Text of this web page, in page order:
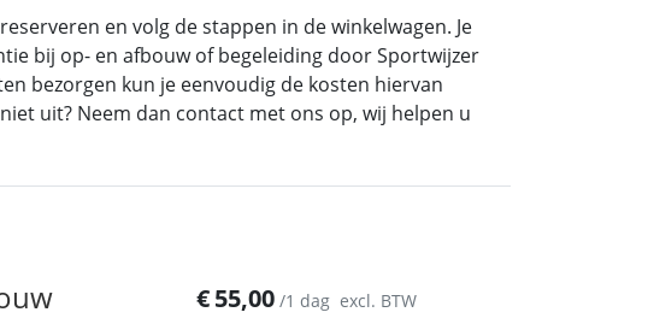
en volg de stappen in de winkelwagen. Je
bij op- en afbouw of begeleiding door Sportwijzer
bezorgen kun je eenvoudig de kosten hiervan
uit? Neem dan contact met ons op, wij helpen u
€55,00 /1 dag excl. BTW